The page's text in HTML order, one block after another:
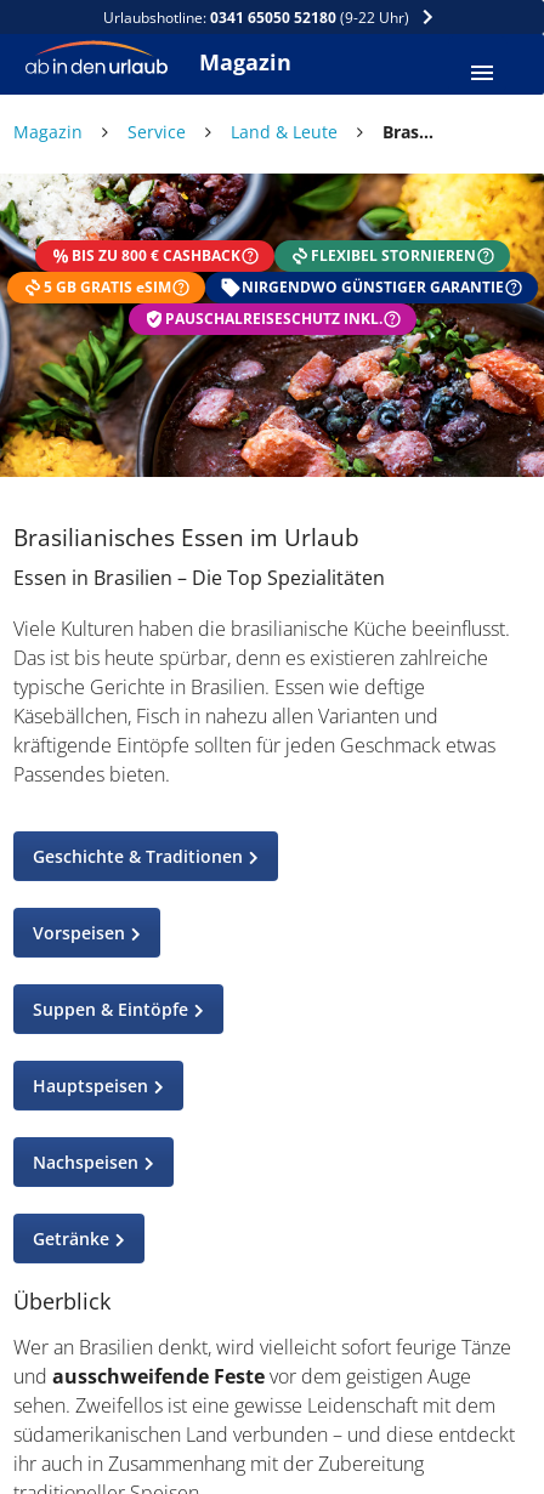
Urlaubshotline:0341 65050 52180(9-22 Uhr)
Magazin
Magazin Service Land & Leute Brasilianisches Essen im Urlaub
BIS ZU 800 € CASHBACK
FLEXIBEL STORNIEREN
5 GB GRATIS eSIM
NIRGENDWO GÜNSTIGER GARANTIE
PAUSCHALREISESCHUTZ INKL.
Brasilianisches Essen im Urlaub
Essen in Brasilien – Die Top Spezialitäten
Viele Kulturen haben die brasilianische Küche beeinflusst.
Das ist bis heute spürbar, denn es existieren zahlreiche
typische Gerichte in Brasilien. Essen wie deftige
Käsebällchen, Fisch in nahezu allen Varianten und
kräftigende Eintöpfe sollten für jeden Geschmack etwas
Passendes bieten.
Geschichte & Traditionen
Vorspeisen
Suppen & Eintöpfe
Hauptspeisen
Nachspeisen
Getränke
Überblick
Wer an Brasilien denkt, wird vielleicht sofort feurige Tänze
undausschweifende Festevor dem geistigen Auge
sehen. Zweifellos ist eine gewisse Leidenschaft mit dem
südamerikanischen Land verbunden – und diese
entdeckt ihr auch in Zusammenhang mit der Zubereitung
DEIN SOMMER ZAHLT SICH
AUS
Exklusiv: Nur in der ab in den urlaub App
☀️ Bis zu 1.000 € Sommer Cashback
📱 App gratis herunterladen
🧝 Konto anlegen oder einloggen
✅ Sommer Cashback ist automatisch aktiviert